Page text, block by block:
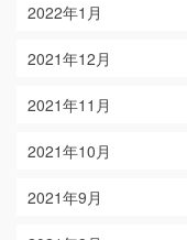
2022年1月
2021年12月
2021年11月
2021年10月
2021年9月